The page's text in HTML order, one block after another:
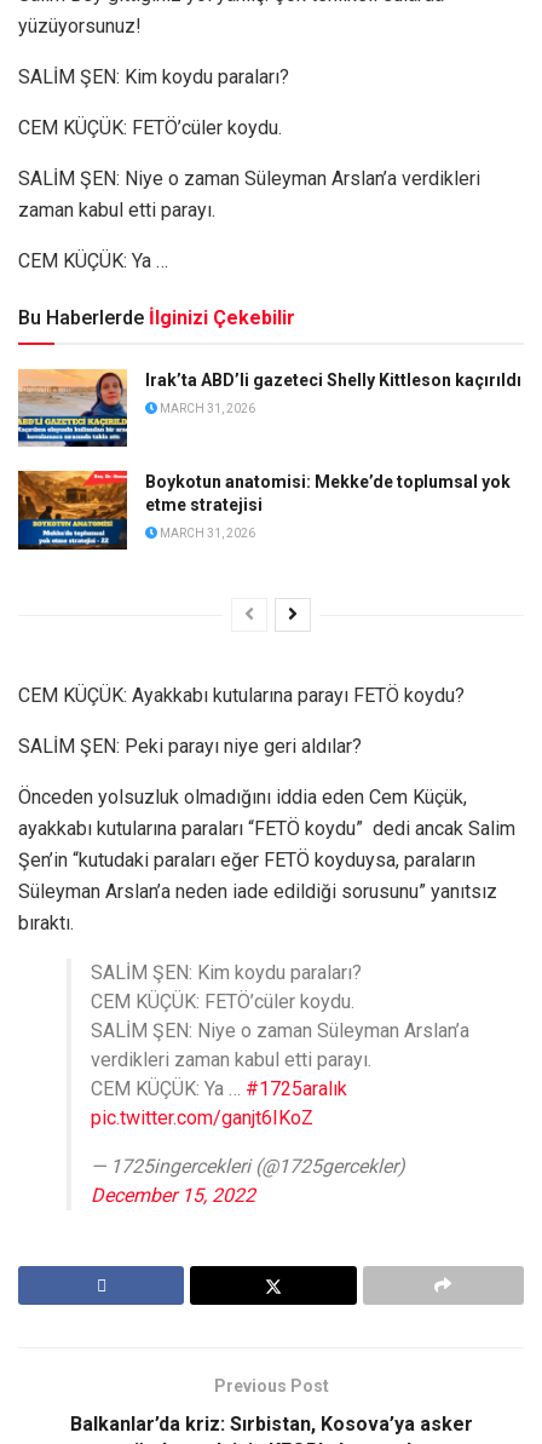
yüzüyorsunuz!
SALİM ŞEN: Kim koydu paraları?
CEM KÜÇÜK: FETÖ’cüler koydu.
SALİM ŞEN: Niye o zaman Süleyman Arslan’a verdikleri
zaman kabul etti parayı.
CEM KÜÇÜK: Ya …
Bu Haberlerde İlginizi Çekebilir
Irak’ta ABD’li gazeteci Shelly Kittleson kaçırıldı
MARCH 31, 2026
Boykotun anatomisi: Mekke’de toplumsal yok
etme stratejisi
MARCH 31, 2026
CEM KÜÇÜK: Ayakkabı kutularına parayı FETÖ koydu?
SALİM ŞEN: Peki parayı niye geri aldılar?
Önceden yolsuzluk olmadığını iddia eden Cem Küçük,
ayakkabı kutularına paraları “FETÖ koydu” dedi ancak Salim
Şen’in “kutudaki paraları eğer FETÖ koyduysa, paraların
Süleyman Arslan’a neden iade edildiği sorusunu” yanıtsız
bıraktı.
SALİM ŞEN: Kim koydu paraları?
CEM KÜÇÜK: FETÖ’cüler koydu.
SALİM ŞEN: Niye o zaman Süleyman Arslan’a
verdikleri zaman kabul etti parayı.
CEM KÜÇÜK: Ya … #1725aralık
pic.twitter.com/ganjt6IKoZ
— 1725ingercekleri (@1725gercekler)
December 15, 2022
Previous Post
Balkanlar’da kriz: Sırbistan, Kosova’ya asker